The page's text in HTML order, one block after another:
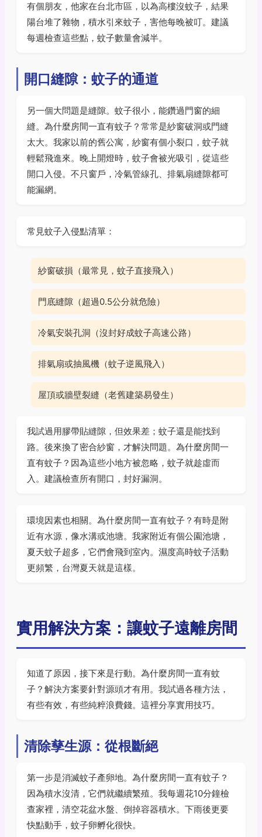
有個朋友，他家在台北市區，以為高樓沒蚊子，結果
陽台堆了雜物，積水引來蚊子，害他每晚被叮。建議
每週檢查這些點，蚊子數量會減半。
開口縫隙：蚊子的通道
另一個大問題是縫隙。蚊子很小，能鑽過門窗的細
縫。為什麼房間一直有蚊子？常常是紗窗破洞或門縫
太大。我家以前的舊公寓，紗窗有個小裂口，蚊子就
輕鬆飛進來。晚上開燈時，蚊子會被光吸引，從這些
開口入侵。不只窗戶，冷氣管線孔、排氣扇縫隙都可
能漏網。
常見蚊子入侵點清單：
紗窗破損（最常見，蚊子直接飛入）
門底縫隙（超過0.5公分就危險）
冷氣安裝孔洞（沒封好成蚊子高速公路）
排氣扇或抽風機（蚊子逆風飛入）
屋頂或牆壁裂縫（老舊建築易發生）
我試過用膠帶貼縫隙，但效果差；蚊子還是能找到
路。後來換了密合紗窗，才解決問題。為什麼房間一
直有蚊子？因為這些小地方被忽略，蚊子就趁虛而
入。建議檢查所有開口，封好漏洞。
環境因素也相關。為什麼房間一直有蚊子？有時是附
近有水源，像水溝或池塘。我家附近有個公園池塘，
夏天蚊子超多，它們會飛到室內。濕度高時蚊子活動
更頻繁，台灣夏天就是這樣。
實用解決方案：讓蚊子遠離房間
知道了原因，接下來是行動。為什麼房間一直有蚊
子？解決方案要針對源頭才有用。我試過各種方法，
有些有效，有些純粹浪費錢。這裡分享實用技巧。
清除孳生源：從根斷絕
第一步是消滅蚊子產卵地。為什麼房間一直有蚊子？
因為積水沒清，它們就繼續繁殖。我每週花10分鐘檢
查家裡，清空花盆水盤、倒掉容器積水。下雨後更要
快點動手，蚊子卵孵化很快。